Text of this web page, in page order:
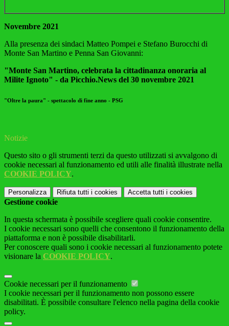
Novembre 2021
Alla presenza dei sindaci Matteo Pompei e Stefano Burocchi di
Monte San Martino e Penna San Giovanni:
"Monte San Martino, celebrata la cittadinanza onoraria al
Milite Ignoto" - da Picchio.News del 30 novembre 2021
"Oltre la paura" - spettacolo di fine anno - PSG
Notizie
Questo sito o gli strumenti terzi da questo utilizzati si avvalgono di
cookie necessari al funzionamento ed utili alle finalità illustrate nella
COOKIE POLICY.
Personalizza Rifiuta tutti i cookies Accetta tutti i cookies
Gestione cookie
In questa schermata è possibile scegliere quali cookie consentire.
I cookie necessari sono quelli che consentono il funzionamento della
piattaforma e non è possibile disabilitarli.
Per conoscere quali sono i cookie necessari al funzionamento potete
visionare la COOKIE POLICY.
Cookie necessari per il funzionamento
I cookie necessari per il funzionamento non possono essere
disabilitati. È possibile consultare l'elenco nella pagina della cookie
policy.